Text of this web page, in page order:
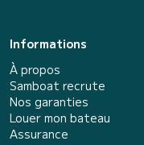
Informations
À propos
Samboat recrute
Nos garanties
Louer mon bateau
Assurance